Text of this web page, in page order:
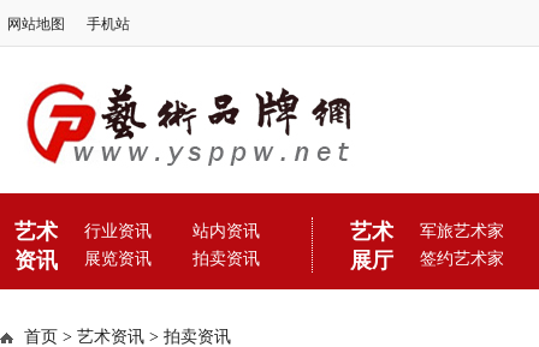
网站地图 手机站
艺术
资讯
行业资讯
站内资讯
展览资讯
拍卖资讯
艺术
展厅
军旅艺术家
签约艺术家
首页 > 艺术资讯 > 拍卖资讯